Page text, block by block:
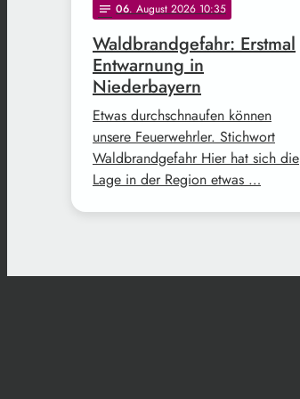
notes 06. August 2026 10:35
Waldbrandgefahr: Erstmal
Entwarnung in
Niederbayern
Etwas durchschnaufen können
unsere Feuerwehrler. Stichwort
Waldbrandgefahr Hier hat sich die
Lage in der Region etwas …